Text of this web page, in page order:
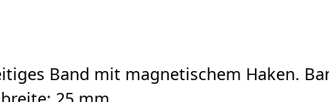
Band mit magnetischem Haken.